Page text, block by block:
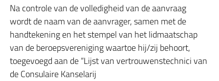
Na controle van de volledigheid van de aanvraag
wordt de naam van de aanvrager, samen met de
handtekening en het stempel van het lidmaatschap
van de beroepsvereniging waartoe hij/zij behoort,
toegevoegd aan de “Lijst van vertrouwenstechnici van
de Consulaire Kanselarij